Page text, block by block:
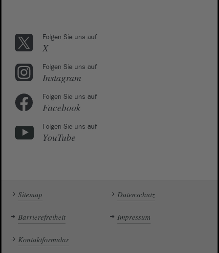
Folgen Sie uns auf
X
Folgen Sie uns auf
Instagram
Folgen Sie uns auf
Facebook
Folgen Sie uns auf
YouTube
Sitemap Datenschutz
Barrierefreiheit Impressum
Kontaktformular